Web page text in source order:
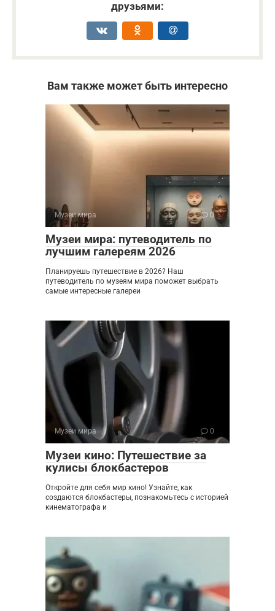
друзьями:
Вам также может быть интересно
Музеи мира 0
Музеи мира: путеводитель по
лучшим галереям 2026
Планируешь путешествие в 2026? Наш
путеводитель по музеям мира поможет выбрать
самые интересные галереи
Музеи мира 0
Музеи кино: Путешествие за
кулисы блокбастеров
Откройте для себя мир кино! Узнайте, как
создаются блокбастеры, познакомьтесь с историей
кинематографа и